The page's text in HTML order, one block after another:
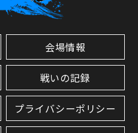
会場情報
戦いの記録
プライバシーポリシー